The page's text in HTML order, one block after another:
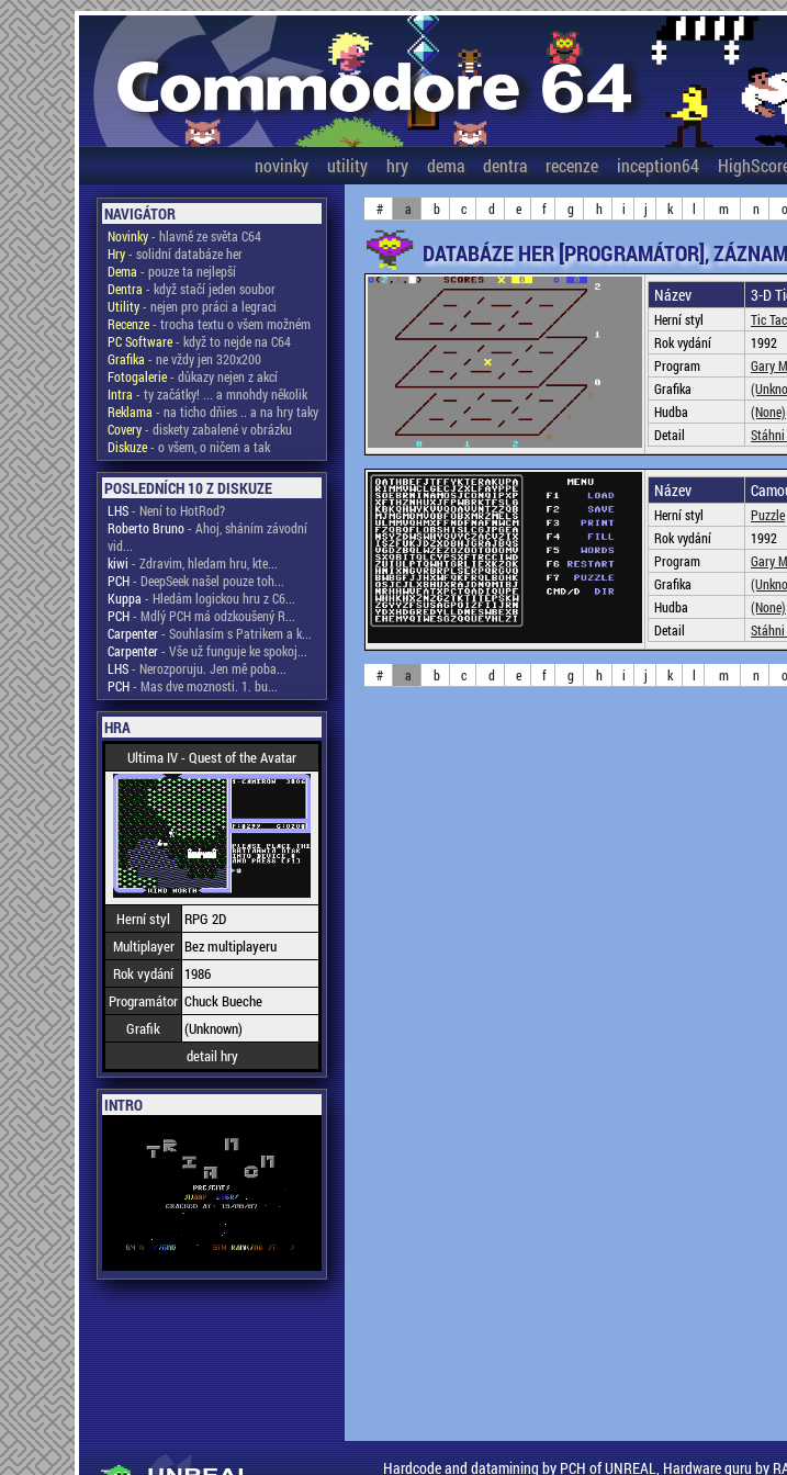
novinky utility hry dema dentra recenze inception64
NAVIGÁTOR
Novinky- hlavně ze světa C64
Hry- solidní databáze her
Dema - pouze ta nejlepší
Dentra - když stačí jeden soubor
Utility- nejen pro práci a legraci
Recenze- trocha textu o všem možném
PC Software- když to nejde na C64
Grafika - ne vždy jen 320x200
Fotogalerie- důkazy nejen z akcí
Intra - ty začátky! ... a mnohdy několik
Reklama - na ticho dňies .. a na hry taky
Covery- diskety zabalené v obrázku
Diskuze- o všem, o ničem a tak
POSLEDNÍCH 10 Z DISKUZE
LHS- Není to HotRod?
Roberto Bruno- Ahoj, sháním závodní
vid...
kiwi - Zdravim, hledam hru, kte...
PCH- DeepSeek našel pouze toh...
Kuppa - Hledám logickou hru z C6...
PCH- Mdlý PCH má odzkoušený R...
Carpenter- Souhlasím s Patrikem a k...
Carpenter- Vše už funguje ke spokoj...
LHS- Nerozporuju. Jen mě poba...
PCH- Mas dve moznosti. 1. bu...
HRA
Ultima IV - Quest of the Avatar
Herní styl
RPG 2D
Multiplayer Bez multiplayeru
Rok vydání
1986
Programátor Chuck Bueche
Grafik
(Unknown)
detail hry
INTRO
# a b c d e f g h i j k l m n o
DATABÁZE HER [PROGRAMÁTOR],
Název 3-D
Herní styl
Tic
Rok vydání
1992
Program
Gary
Grafika
Hudba
(None)
Detail
Název
Herní styl
Puzzle
Rok vydání
1992
Program
Gary
Grafika
Hudba
(None)
Detail
# a b c d e f g h i j k l m n o
Hardcode and datamining by PCH of UNREAL, Hardware guru by